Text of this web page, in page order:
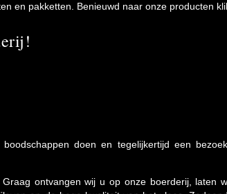
en pakketten. Benieuwd naar onze producten
doen en tegelijkertijd een
ontvangen wij u op onze boerderij, laten